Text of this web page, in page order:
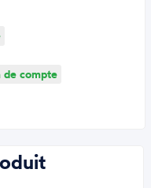
de compte